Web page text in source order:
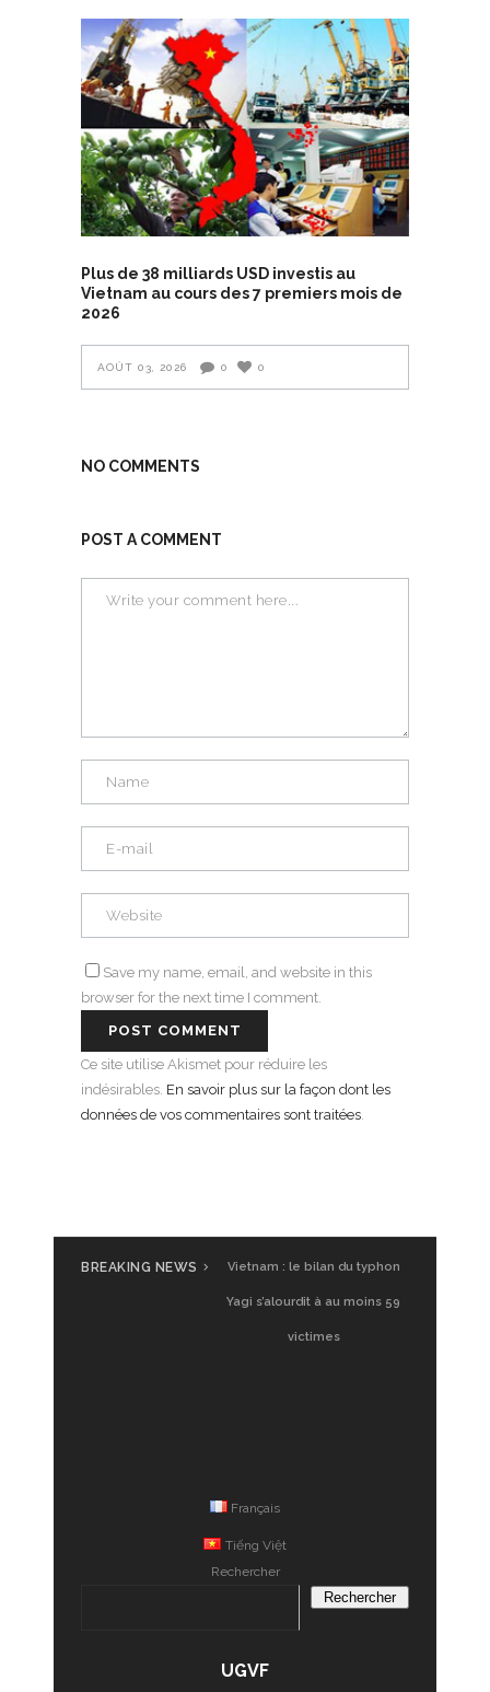
Plus de 38 milliards USD investis au
Vietnam au cours des 7 premiers mois de
2026
AOÛT 03, 2026 0 0
NO COMMENTS
POST A COMMENT
Save my name, email, and website in this
browser for the next time I comment.
Ce site utilise Akismet pour réduire les
indésirables. En savoir plus sur la façon dont les
données de vos commentaires sont traitées.
BREAKING NEWS Vietnam : le bilan du typhon
Yagi s’alourdit à au moins 59
victimes
Français
Tiếng Việt
Rechercher
Rechercher
UGVF